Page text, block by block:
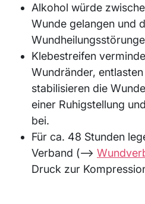
Alkohol würde
Wunde gelangen und
Klebestreifen
Wundränder,
stabilisieren die
einer Ruhigstellung
bei.
Für ca. 48 Stunden
Verband (⟶
Druck zur